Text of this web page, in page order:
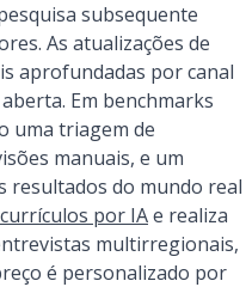
subsequente
As atualizações de
aprofundadas por canal
Em benchmarks
uma triagem de
manuais, e um
resultados do mundo real
por IAe realiza
multirregionais,
é personalizado por